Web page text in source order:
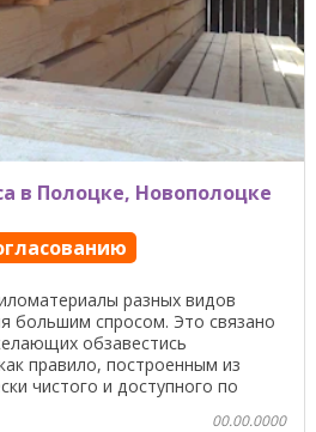
в Полоцке, Новополоцке
разных видов
большим спросом. Это связано
обзавестись
правило, построенным из
чистого и доступного по
00.00.0000